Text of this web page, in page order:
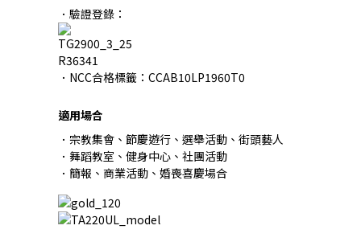
．驗證登錄：
R36341
．NCC合格標籤：CCAB10LP1960T0
適用場合
．宗教集會、節慶遊行、選舉活動、街頭藝人
．舞蹈教室、健身中心、社團活動
．簡報、商業活動、婚喪喜慶場合